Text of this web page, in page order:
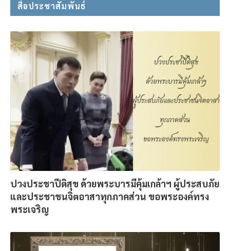
สื่อประชาสัมพันธ์
ปวงประชาปีติสุข ด้วยพระบารมีคุ้มเกล้าฯ ผู้ประสบภัย
และประชาชนจิตอาสาทุกภาคส่วน ขอพระองค์ทรง
พระเจริญ